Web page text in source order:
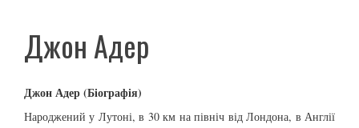
Джон Адер
ДжонАдер(Біографія)
Народжений у Лутоні, в 30 км на північ від Лондона, в Англії